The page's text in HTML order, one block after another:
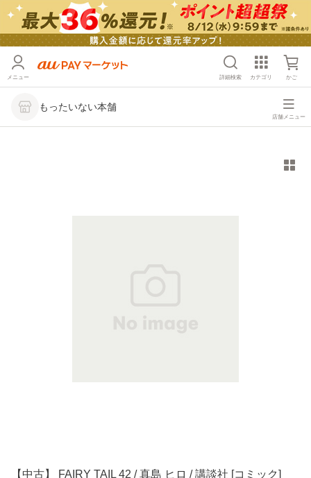
メニュー 詳細検索 カテゴリ かご
もったいない本舗
店舗メニュー
【中古】 FAIRY TAIL 42 / 真島 ヒロ / 講談社 [コミック]